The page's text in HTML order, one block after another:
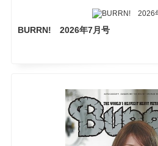
BURRN! 2026年7月号